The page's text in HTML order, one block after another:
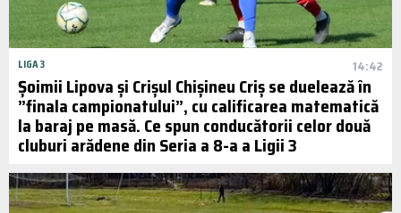
LIGA 3 14:42
Șoimii Lipova și Crișul Chișineu Criș se duelează în
”finala campionatului”, cu calificarea matematică
la baraj pe masă. Ce spun conducătorii celor două
cluburi arădene din Seria a 8-a a Ligii 3